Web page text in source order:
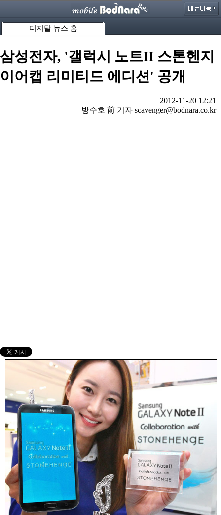
디지탈 뉴스 홈
삼성전자, '갤럭시 노트II 스톤헨지
이어캡 리미티드 에디션' 공개
2012-11-20 12:21
방수호 前 기자 scavenger@bodnara.co.kr